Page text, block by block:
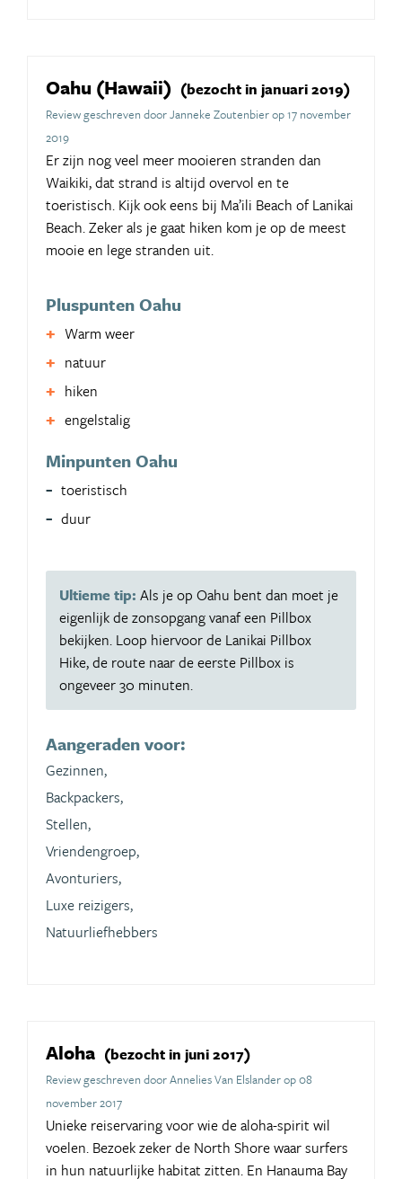
Oahu (Hawaii) (bezocht in januari 2019)
Review geschreven door Janneke Zoutenbier op 17 november
2019
Er zijn nog veel meer mooieren stranden dan
Waikiki, dat strand is altijd overvol en te
toeristisch. Kijk ook eens bij Ma’ili Beach of Lanikai
Beach. Zeker als je gaat hiken kom je op de meest
mooie en lege stranden uit.
Pluspunten Oahu
Warm weer
natuur
hiken
engelstalig
Minpunten Oahu
toeristisch
duur
Ultieme tip: Als je op Oahu bent dan moet je
eigenlijk de zonsopgang vanaf een Pillbox
bekijken. Loop hiervoor de Lanikai Pillbox
Hike, de route naar de eerste Pillbox is
ongeveer 30 minuten.
Aangeraden voor:
Gezinnen,
Backpackers,
Stellen,
Vriendengroep,
Avonturiers,
Luxe reizigers,
Natuurliefhebbers
Aloha (bezocht in juni 2017)
Review geschreven door Annelies Van Elslander op 08
november 2017
Unieke reiservaring voor wie de aloha-spirit wil
voelen. Bezoek zeker de North Shore waar surfers
in hun natuurlijke habitat zitten. En Hanauma Bay